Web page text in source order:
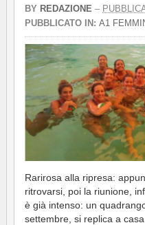
BY REDAZIONE –
PUBBLICATO IN: A1
Rarirosa alla ripresa:
ritrovarsi, poi la riunione,
è già intenso: un
settembre, si replica a